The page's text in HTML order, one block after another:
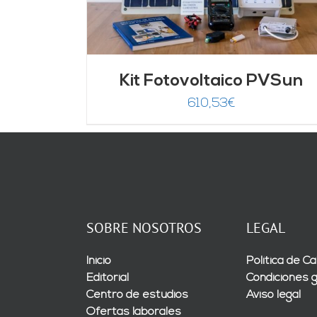
Kit Fotovoltaico PVSun
610,53€
SOBRE NOSOTROS
Inicio
Editorial
Centro de estudios
Ofertas laborales
LEGAL
Política de
Condiciones
Aviso legal